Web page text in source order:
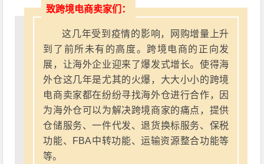
致跨境电商卖家们：
这几年受到疫情的影响，网购增量上升
到了前所未有的高度。跨境电商的正向发
展，让海外企业迎来了爆发式增长。使得海
外仓这几年是尤其的火爆，大大小小的跨境
电商卖家都在纷纷寻找海外仓进行合作，因
为海外仓可以为解决跨境商家的痛点，提供
仓储服务、一件代发、退货换标服务、保税
功能、FBA中转功能、运输资源整合功能等
等。